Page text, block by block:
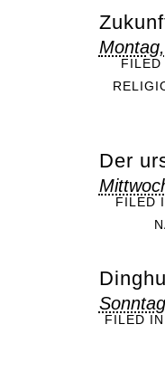
FILED
Der
FILED
FILED IN